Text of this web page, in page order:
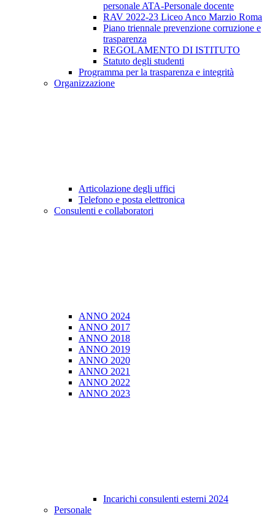
personale ATA-Personale docente
RAV 2022-23 Liceo Anco Marzio Roma
Piano triennale prevenzione corruzione e
trasparenza
REGOLAMENTO DI ISTITUTO
Statuto degli studenti
Programma per la trasparenza e integrità
Organizzazione
Articolazione degli uffici
Telefono e posta elettronica
Consulenti e collaboratori
ANNO 2024
ANNO 2017
ANNO 2018
ANNO 2019
ANNO 2020
ANNO 2021
ANNO 2022
ANNO 2023
Incarichi consulenti esterni 2024
Personale